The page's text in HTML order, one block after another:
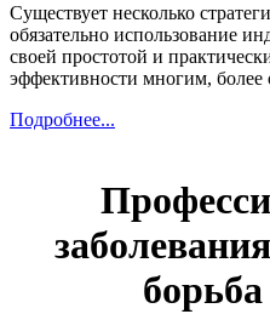
Существует несколько
обязательно использование
своей простотой и
эффективности многим,
Подробнее...